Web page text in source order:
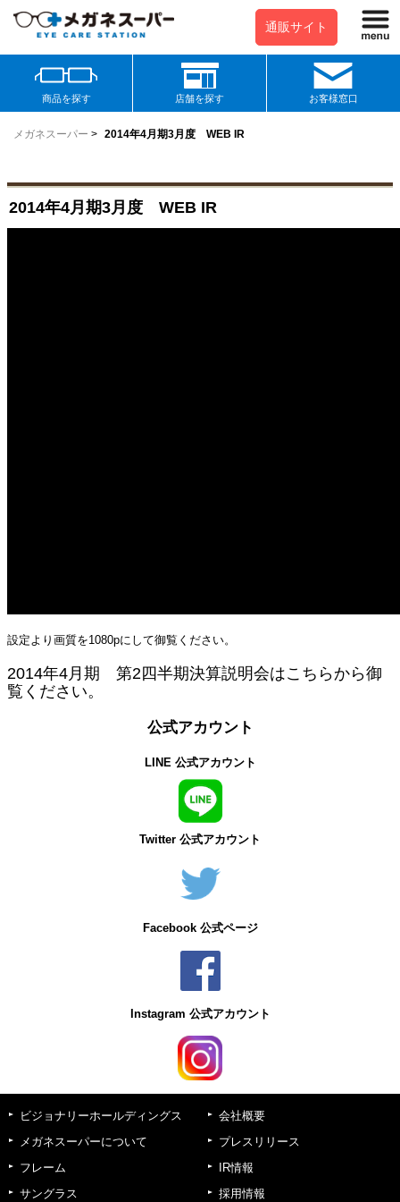
通販サイト
商品を探す 店舗を探す お客様窓口
メガネスーパー > 2014年4月期3月度 WEB IR
2014年4月期3月度 WEB IR
設定より画質を1080pにして御覧ください。
2014年4月期 第2四半期決算説明会はこちらから御
覧ください。
公式アカウント
LINE 公式アカウント
Twitter 公式アカウント
Facebook 公式ページ
Instagram 公式アカウント
ビジョナリーホールディングス
メガネスーパーについて
フレーム
サングラス
会社概要
プレスリリース
IR情報
採用情報